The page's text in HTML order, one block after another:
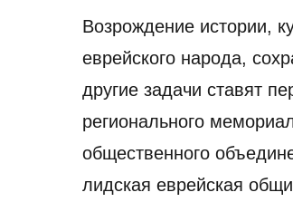
Возрождение истории,
еврейского народа,
другие задачи ставят
регионального
общественного
лидская еврейская